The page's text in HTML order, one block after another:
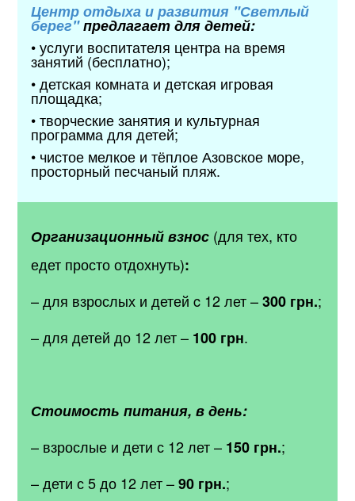
Центр отдыха и развития "Светлый
берег"предлагает для детей:
• услуги воспитателя центра на время
занятий (бесплатно);
• детская комната и детская игровая
площадка;
• творческие занятия и культурная
программа для детей;
• чистое мелкое и тёплое Азовское море,
просторный песчаный пляж.
Организационный взнос (для тех, кто
едет просто отдохнуть):
– для взрослых и детей c 12 лет –300 грн.;
– для детей до 12 лет – 100 грн.
Стоимость питания, в день:
– взрослые и дети с 12 лет – 150 грн.;
– дети с 5 до 12 лет –90 грн.;